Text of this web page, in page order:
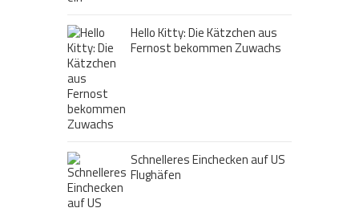
Hello Kitty: Die Kätzchen aus
Fernost bekommen Zuwachs
Schnelleres Einchecken auf US
Flughäfen